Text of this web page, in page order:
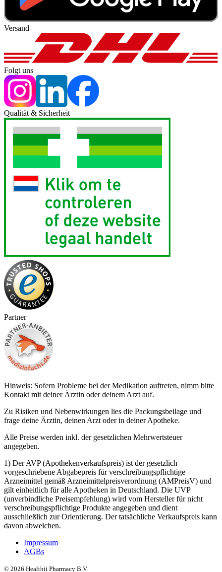
Versand
Folgt uns
Qualität & Sicherheit
Partner
Hinweis: Sofern Probleme bei der Medikation auftreten, nimm bitte
Kontakt mit deiner Ärztin oder deinem Arzt auf.
Zu Risiken und Nebenwirkungen lies die Packungsbeilage und
frage deine Ärztin, deinen Arzt oder in deiner Apotheke.
Alle Preise werden inkl. der gesetzlichen Mehrwertsteuer
angegeben.
1) Der AVP (Apothekenverkaufspreis) ist der gesetzlich
vorgeschriebene Abgabepreis für verschreibungspflichtige
Arzneimittel gemäß Arzneimittelpreisverordnung (AMPreisV) und
gilt einheitlich für alle Apotheken in Deutschland. Die UVP
(unverbindliche Preisempfehlung) wird vom Hersteller für nicht
verschreibungspflichtige Produkte angegeben und dient
ausschließlich zur Orientierung. Der tatsächliche Verkaufspreis kann
davon abweichen.
Impressum
AGBs
© 2026 Healthii Pharmacy B.V.